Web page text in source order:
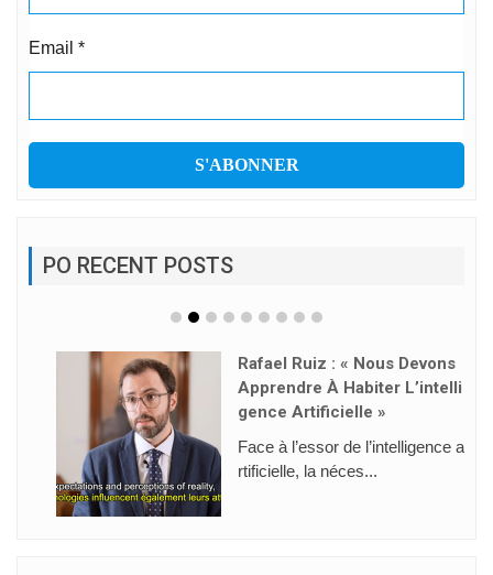
Email *
PO RECENT POSTS
Rafael Ruiz : « Nous Devons
Apprendre À Habiter L’intelli
Gence Artificielle »
Face à l’essor de l’intelligence a
rtificielle, la néces...